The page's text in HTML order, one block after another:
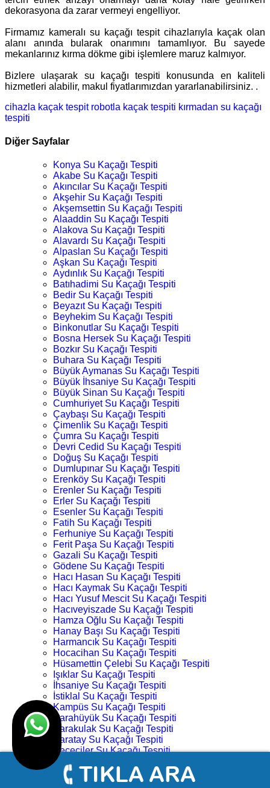
dekorasyona da zarar vermeyi engelliyor.
Firmamız kameralı su kaçağı tespit cihazlarıyla kaçak olan
alanı anında bularak onarımını tamamlıyor. Bu sayede
mekanlarınız kırma dökme gibi işlemlere maruz kalmıyor.
Bizlere ulaşarak su kaçağı tespiti konusunda en kaliteli
hizmetleri alabilir, makul fiyatlarımızdan yararlanabilirsiniz. .
cihazla kaçak tespitrobotla kaçak tespiti kırmadan su kaçağı
tespiti
Diğer Sayfalar
Konya Su Kaçağı Tespiti
Akabe Su Kaçağı Tespiti
Akıncılar Su Kaçağı Tespiti
Akşehir Su Kaçağı Tespiti
Akşemsettin Su Kaçağı Tespiti
Alaaddin Su Kaçağı Tespiti
Alakova Su Kaçağı Tespiti
Alavardı Su Kaçağı Tespiti
Alpaslan Su Kaçağı Tespiti
Aşkan Su Kaçağı Tespiti
Aydınlık Su Kaçağı Tespiti
Batıhadimi Su Kaçağı Tespiti
Bedir Su Kaçağı Tespiti
Beyazıt Su Kaçağı Tespiti
Beyhekim Su Kaçağı Tespiti
Binkonutlar Su Kaçağı Tespiti
Bosna Hersek Su Kaçağı Tespiti
Bozkır Su Kaçağı Tespiti
Buhara Su Kaçağı Tespiti
Büyük Aymanas Su Kaçağı Tespiti
Büyük İhsaniye Su Kaçağı Tespiti
Büyük Sinan Su Kaçağı Tespiti
Cumhuriyet Su Kaçağı Tespiti
Çaybaşı Su Kaçağı Tespiti
Çimenlik Su Kaçağı Tespiti
Çumra Su Kaçağı Tespiti
Devri Cedid Su Kaçağı Tespiti
Doğuş Su Kaçağı Tespiti
Dumlupınar Su Kaçağı Tespiti
Erenköy Su Kaçağı Tespiti
Erenler Su Kaçağı Tespiti
Erler Su Kaçağı Tespiti
Esenler Su Kaçağı Tespiti
Fatih Su Kaçağı Tespiti
Ferhuniye Su Kaçağı Tespiti
Ferit Paşa Su Kaçağı Tespiti
Gazali Su Kaçağı Tespiti
Gödene Su Kaçağı Tespiti
Hacı Hasan Su Kaçağı Tespiti
Hacı Kaymak Su Kaçağı Tespiti
Hacı Yusuf Mescit Su Kaçağı Tespiti
Hacıveyiszade Su Kaçağı Tespiti
Hamza Oğlu Su Kaçağı Tespiti
Hanay Başı Su Kaçağı Tespiti
Harmancık Su Kaçağı Tespiti
Hocacihan Su Kaçağı Tespiti
Hüsamettin Çelebi Su Kaçağı Tespiti
Işıklar Su Kaçağı Tespiti
İhsaniye Su Kaçağı Tespiti
İstiklal Su Kaçağı Tespiti
Kampüs Su Kaçağı Tespiti
Karahüyük Su Kaçağı Tespiti
Karakulak Su Kaçağı Tespiti
Karatay Su Kaçağı Tespiti
Keçeciler Su Kaçağı Tespiti
Keykubat Su Kaçağı Tespiti
Kılıç Aslan Su Kaçağı Tespiti
Kovanağzı Su Kaçağı Tespiti